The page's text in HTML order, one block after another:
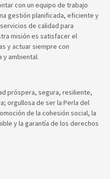
con un equipo de trabajo
gestión planificada, eficiente y
de calidad para
misión es satisfacer el
y actuar siempre con
y ambiental.
próspera, segura, resiliente,
orgullosa de ser la Perla del
de la cohesión social, la
y la garantía de los derechos